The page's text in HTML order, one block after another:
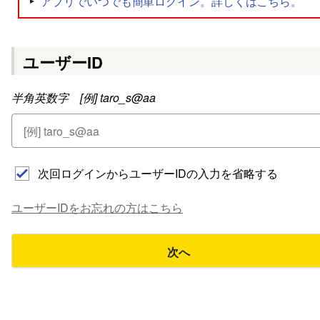
ユーザーID
半角英数字 [例] taro_s@aa
次回ログインからユーザーIDの入力を省略する
ユーザーIDをお忘れの方はこちら
次へ